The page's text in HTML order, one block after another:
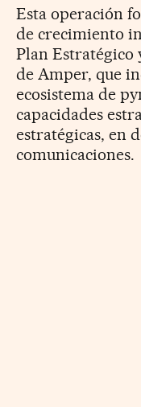
Esta operación
de crecimiento
Plan Estratégico
de Amper, que
ecosistema de
capacidades
estratégicas, en
comunicaciones.